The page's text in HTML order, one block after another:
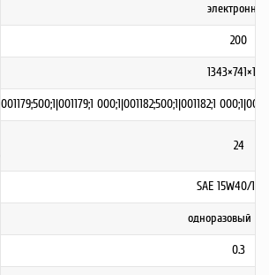
200
001179;500;1|001179;1 000;1|001182;500;1|001182;1
24
SAE 15W40/
одноразовый
0.3